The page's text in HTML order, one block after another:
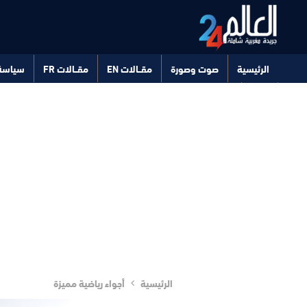
الرئيسية صوت وصورة مقــالات EN مقــالات FR
الرئيسية أجواء رياضية مميزة